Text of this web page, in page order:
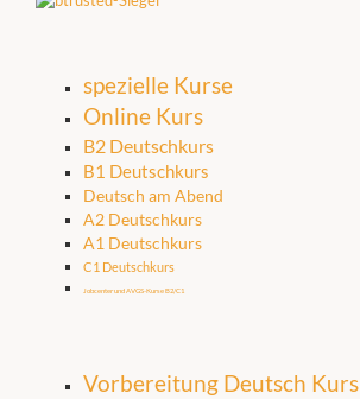
spezielle Kurse
Online Kurs
B2 Deutschkurs
B1 Deutschkurs
Deutsch am Abend
A2 Deutschkurs
A1 Deutschkurs
C1 Deutschkurs
Jobcenter und AVGS-Kurse B2/C1
Vorbereitung Deutsch Kurs